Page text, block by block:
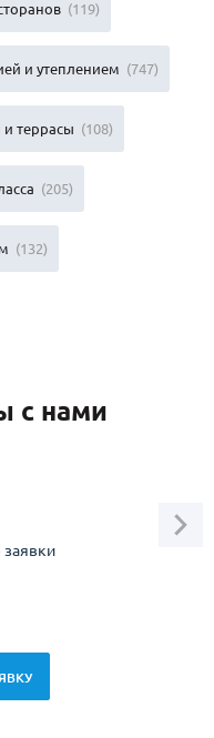
(119)
и утеплением (747)
террасы (108)
(205)
(132)
с нами